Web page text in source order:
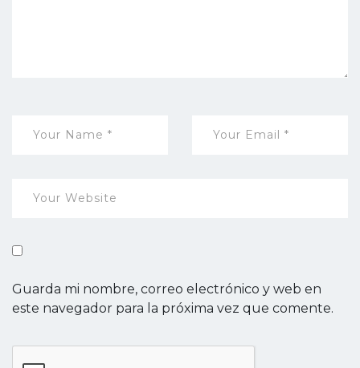
Guarda mi nombre, correo electrónico y web en
este navegador para la próxima vez que comente.